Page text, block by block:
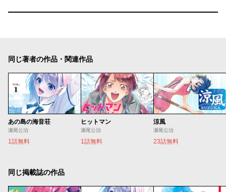
同じ著者の作品・関連作品
あの島の海音荘
瀬尾公治
1話無料
ヒットマン
瀬尾公治
1話無料
涼風
瀬尾公治
23話無料
同じ掲載誌の作品